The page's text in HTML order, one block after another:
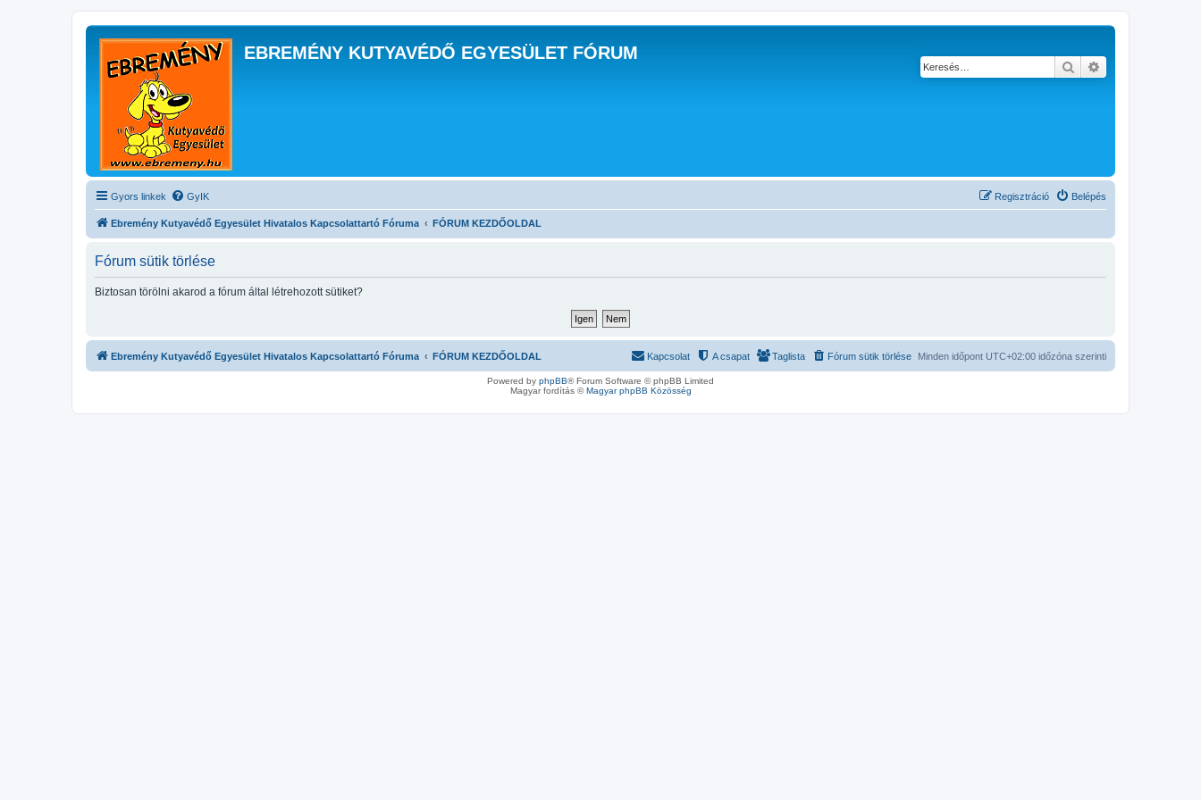
EBREMÉNY KUTYAVÉDŐ EGYESÜLET FÓRUM
Keresés
Gyors linkek GyIK Belépés
Regisztráció
Ebremény Kutyavédő Egyesület Hivatalos Kapcsolattartó Fóruma FÓRUM KEZDŐOLDAL
Fórum sütik törlése
Biztosan törölni akarod a fórum által létrehozott sütiket?
Ebremény Kutyavédő Egyesület Hivatalos Kapcsolattartó Fóruma FÓRUM KEZDŐOLDAL Minden időpont UTC+02:00 időzóna szerinti
Fórum sütik törlése
Taglista
A csapat
Kapcsolat
Powered by phpBB® Forum Software © phpBB Limited
Magyar fordítás ©Magyar phpBB Közösség